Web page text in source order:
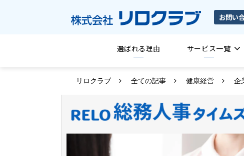
お問い
選ばれる理由 サービス一覧
リロクラブ 全ての記事 健康経営 企